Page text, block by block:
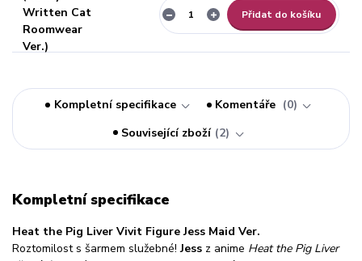
Přidat do košíku
Kompletní specifikace Komentáře
0
Související zboží 2
Kompletní specifikace
Heat the Pig Liver Vivit Figure Jess Maid Ver.
Roztomilost s šarmem služebné!Jess z anime Heat the Pig Liver